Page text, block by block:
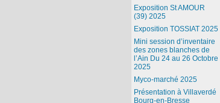
Exposition St AMOUR
(39) 2025
Exposition TOSSIAT 2025
Mini session d’inventaire
des zones blanches de
l’Ain Du 24 au 26 Octobre
2025
Myco-marché 2025
Présentation à Villaverdé
Bourg-en-Bresse